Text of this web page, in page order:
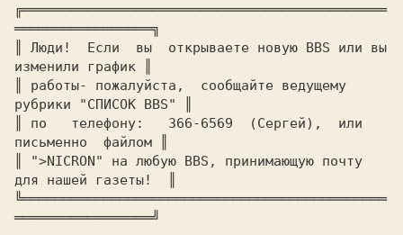
╔═════════════════════════════════════════════
═════════════════╗
Люди!  Если  вы  открываете новую BBS или вы
изменили график
работы- пожалуйста,  сообщайте ведущему
рубрики "СПИСОК BBS"
по   телефону:   366-6569  (Сергей),  или
письменно  файлом
">NICRON" на любую BBS, принимающую почту
для нашей газеты!
╚═════════════════════════════════════════════